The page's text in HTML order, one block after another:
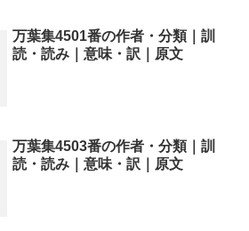
万葉集4501番の作者・分類｜訓
読・読み｜意味・訳｜原文
万葉集4503番の作者・分類｜訓
読・読み｜意味・訳｜原文